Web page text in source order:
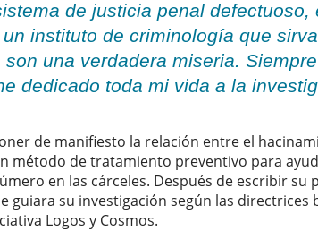
de justicia penal defectuoso,
instituto de criminología que
una verdadera miseria.
dedicado toda mi vida a la
de manifiesto la relación entre el
método de tratamiento preventivo para
en las cárceles. Después de escribir su
su investigación según las directrices
Logos y Cosmos.